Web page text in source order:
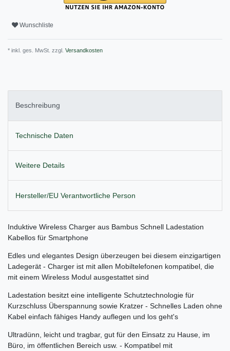
Wunschliste
* inkl. ges. MwSt. zzgl. Versandkosten
Beschreibung
Technische Daten
Weitere Details
Hersteller/EU Verantwortliche Person
Induktive Wireless Charger aus Bambus Schnell Ladestation
Kabellos für Smartphone
Edles und elegantes Design überzeugen bei diesem einzigartigen
Ladegerät - Charger ist mit allen Mobiltelefonen kompatibel, die
mit einem Wireless Modul ausgestattet sind
Ladestation besitzt eine intelligente Schutztechnologie für
Kurzschluss Überspannung sowie Kratzer - Schnelles Laden ohne
Kabel einfach fähiges Handy auflegen und los geht's
Ultradünn, leicht und tragbar, gut für den Einsatz zu Hause, im
Büro, im öffentlichen Bereich usw. - Kompatibel mit